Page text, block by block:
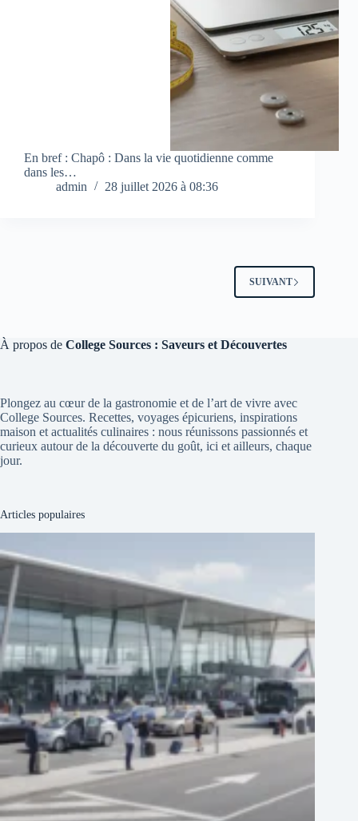
En bref : Chapô : Dans la vie quotidienne comme
dans les…
admin
28 juillet 2026 à 08:36
SUIVANT
À propos de College Sources : Saveurs et Découvertes
Plongez au cœur de la gastronomie et de l’art de vivre avec
College Sources. Recettes, voyages épicuriens, inspirations
maison et actualités culinaires : nous réunissons passionnés et
curieux autour de la découverte du goût, ici et ailleurs, chaque
jour.
Articles populaires